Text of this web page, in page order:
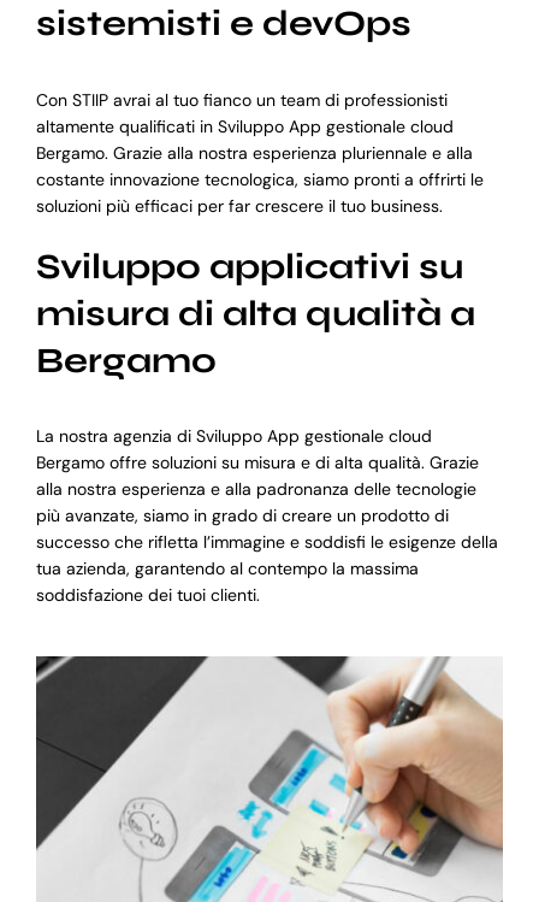
sistemisti e devOps
Con STIIP avrai al tuo fianco un team di professionisti
altamente qualificati in Sviluppo App gestionale cloud
Bergamo. Grazie alla nostra esperienza pluriennale e alla
costante innovazione tecnologica, siamo pronti a offrirti le
soluzioni più efficaci per far crescere il tuo business.
Sviluppo applicativi su
misura di alta qualità a
Bergamo
La nostra agenzia di Sviluppo App gestionale cloud
Bergamo offre soluzioni su misura e di alta qualità. Grazie
alla nostra esperienza e alla padronanza delle tecnologie
più avanzate, siamo in grado di creare un prodotto di
successo che rifletta l’immagine e soddisfi le esigenze della
tua azienda, garantendo al contempo la massima
soddisfazione dei tuoi clienti.